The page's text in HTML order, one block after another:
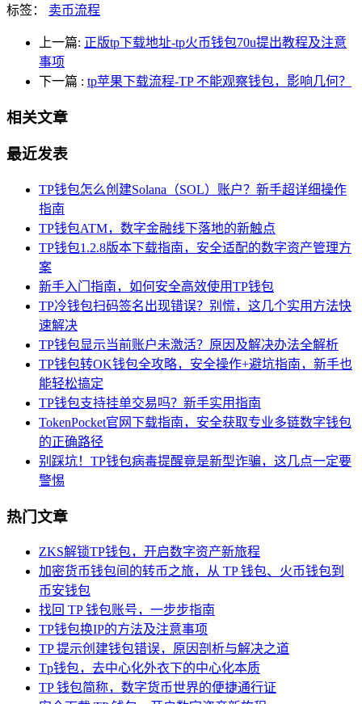
标签： 卖币流程
上一篇: 正版tp下载地址-tp火币钱包70u提出教程及注意
事项
下一篇 : tp苹果下载流程-TP 不能观察钱包，影响几何？
相关文章
最近发表
TP钱包怎么创建Solana（SOL）账户？新手超详细操作
指南
TP钱包ATM，数字金融线下落地的新触点
TP钱包1.2.8版本下载指南，安全适配的数字资产管理方
案
新手入门指南，如何安全高效使用TP钱包
TP冷钱包扫码签名出现错误？别慌，这几个实用方法快
速解决
TP钱包显示当前账户未激活？原因及解决办法全解析
TP钱包转OK钱包全攻略，安全操作+避坑指南，新手也
能轻松搞定
TP钱包支持挂单交易吗？新手实用指南
TokenPocket官网下载指南，安全获取专业多链数字钱包
的正确路径
别踩坑！TP钱包病毒提醒竟是新型诈骗，这几点一定要
警惕
热门文章
ZKS解锁TP钱包，开启数字资产新旅程
加密货币钱包间的转币之旅，从 TP 钱包、火币钱包到
币安钱包
找回 TP 钱包账号，一步步指南
TP钱包换IP的方法及注意事项
TP 提示创建钱包错误，原因剖析与解决之道
Tp钱包，去中心化外衣下的中心化本质
TP 钱包简称，数字货币世界的便捷通行证